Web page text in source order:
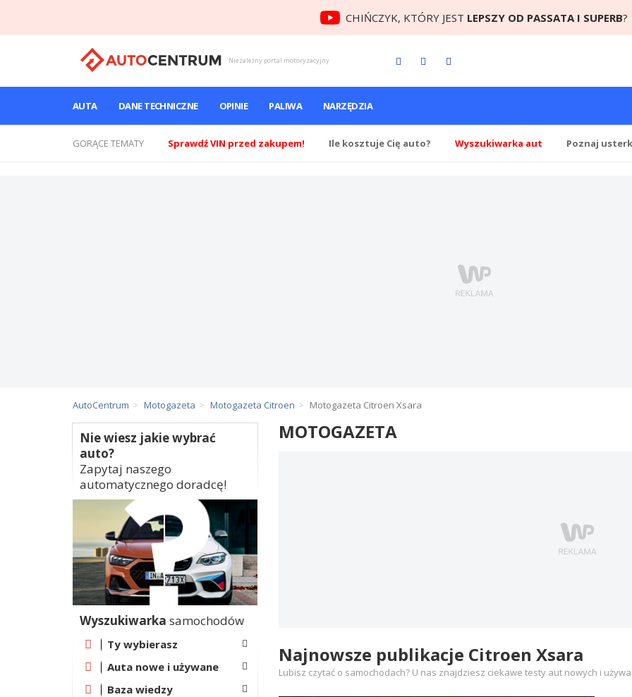
CHIŃCZYK, KTÓRY JEST LEPSZY OD PASSATA I SUPERB?
Niezależny portal motoryzacyjny
AUTA DANE TECHNICZNE OPINIE PALIWA NARZĘDZIA
GORĄCE TEMATY Sprawdź VIN przed zakupem! Ile kosztuje Cię auto? Wyszukiwarka aut Poznaj
AutoCentrum Motogazeta Motogazeta Citroen Motogazeta Citroen Xsara
MOTOGAZETA
Najnowsze publikacje Citroen Xsara
Lubisz czytać o samochodach? U nas znajdziesz ciekawe testy aut nowych i
Nie wiesz jakie wybrać
auto?
Zapytaj naszego
automatycznego doradcę!
Wyszukiwarka samochodów
Ty wybierasz
Auta nowe i używane
Baza wiedzy